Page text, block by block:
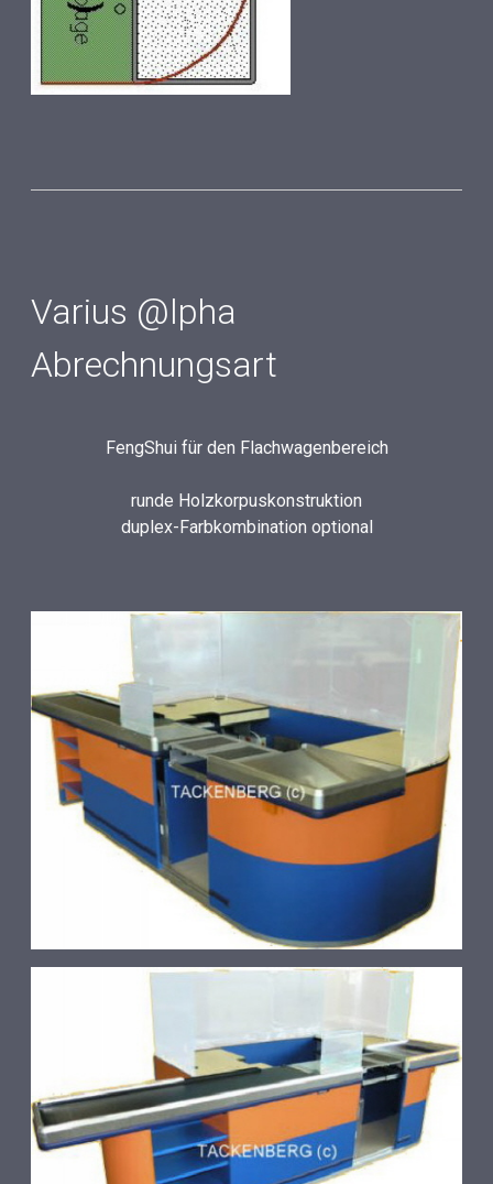
Varius @lpha
Abrechnungsart
FengShui für den Flachwagenbereich
runde Holzkorpuskonstruktion
duplex-Farbkombination optional